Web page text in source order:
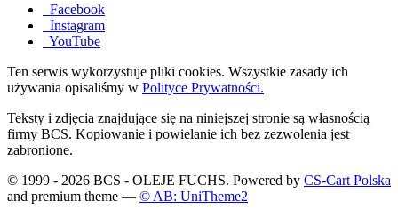
Facebook
Instagram
YouTube
Ten serwis wykorzystuje pliki cookies. Wszystkie zasady ich
używania opisaliśmy w Polityce Prywatności.
Teksty i zdjęcia znajdujące się na niniejszej stronie są własnością
firmy BCS. Kopiowanie i powielanie ich bez zezwolenia jest
zabronione.
© 1999 - 2026 BCS - OLEJE FUCHS. Powered by CS-Cart Polska
and premium theme — © AB: UniTheme2